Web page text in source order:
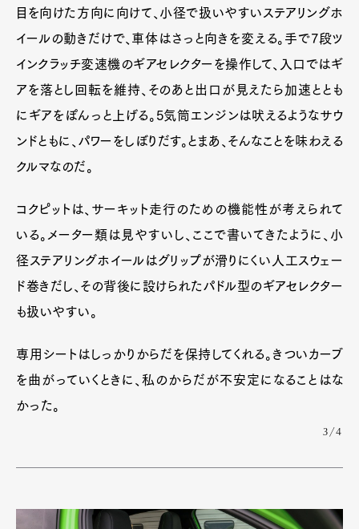
Official Columnist
About
Contact
Pen Meet
Pen international Pen tw
目を向けた方向に向けて、小径で扱いやすいステアリングホ
イールの動きだけで、車体はさっと向きを変える。手で7段ツ
インクラッチ変速機のギアセレクターを操作して、入口ではギ
アを落とし回転を維持、そのあと出口が見えたら加速ととも
にギアをぽんっと上げる。5気筒エンジンは吠えるようなサウ
ンドともに、パワーをしぼりだす。とまあ、そんなことを味わえる
クルマなのだ。
コクピットは、サーキット走行のための機能性が考えられて
いる。メーター類は見やすいし、ここで書いてきたように、小
径ステアリングホイールはグリップが滑りにくい人工スウェー
ド巻きだし、その背後に設けられたパドル型のギアセレクター
も扱いやすい。
専用シートはしっかりからだを保持してくれる。きついカーブ
を曲がっていくときに、私のからだが不安定になることはな
かった。
3/4